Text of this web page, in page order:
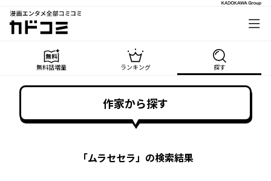
漫画エンタメ全部コミコミ
カドコミ
無料話増量 ランキング 探す
作家から探す
「ムラセセラ」の検索結果